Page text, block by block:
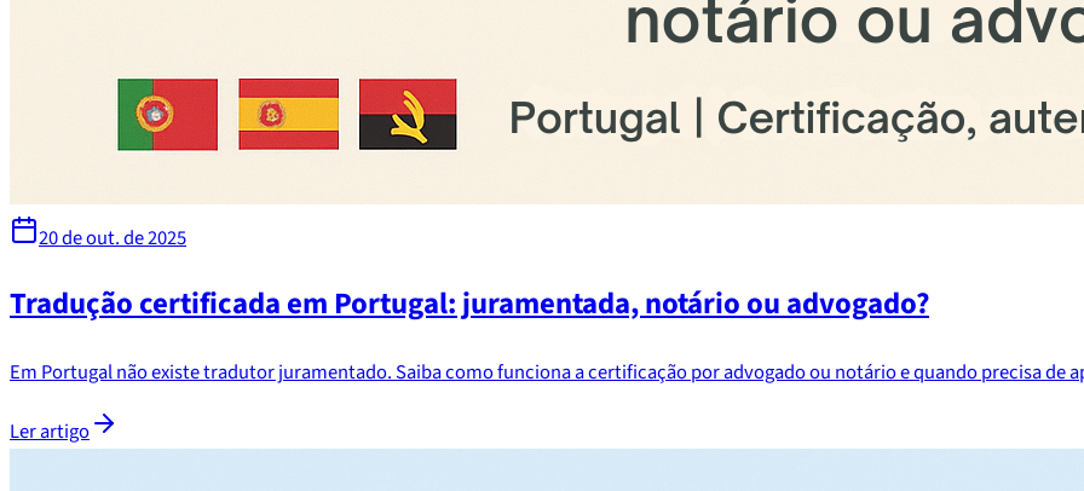
20 de out. de 2025
Tradução certificada em Portugal: juramentada, notário ou advogado?
Em Portugal não existe tradutor juramentado. Saiba como funciona a certificação por advogado ou notário e quando precisa de
Ler artigo